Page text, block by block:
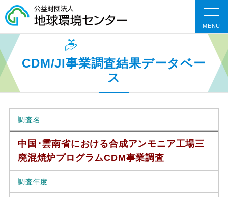
MENU
CDM/JI事業調査結果データベー
ス
調査名
中国･雲南省における合成アンモニア工場三
廃混焼炉プログラムCDM事業調査
調査年度